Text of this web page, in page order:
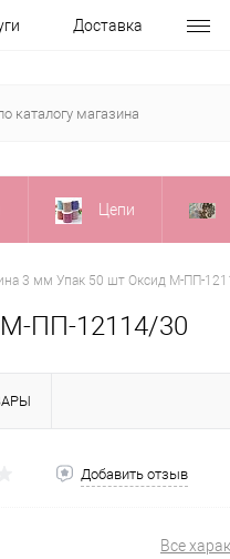
Доставка
Цепи
3 мм Упак 50 шт Оксид М-ПП-
ПП-12114/30
Добавить отзыв
Все